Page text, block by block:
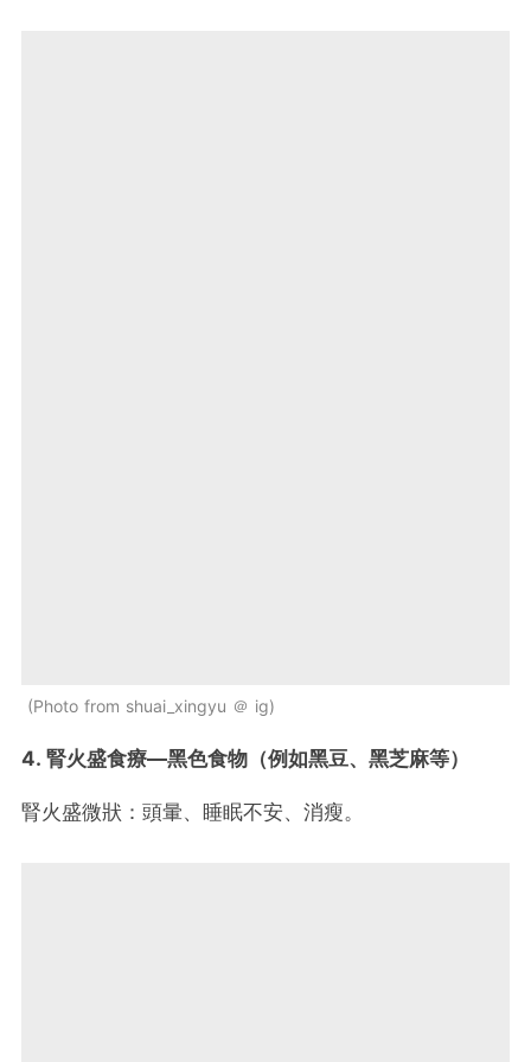
Photo from shuai_xingyu ＠ ig
4. 腎火盛食療—黑色食物（例如黑豆、黑芝麻等）
腎火盛微狀：頭暈、睡眠不安、消瘦。